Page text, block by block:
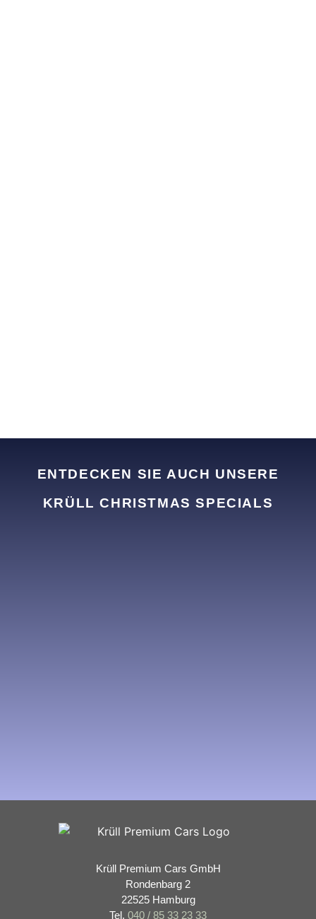
ENTDECKEN SIE AUCH UNSERE
KRÜLL CHRISTMAS SPECIALS
Krüll Premium Cars GmbH
Rondenbarg 2
22525 Hamburg
Tel. 040 / 85 33 23 33